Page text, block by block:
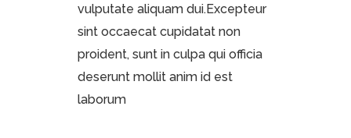
vulputate aliquam dui.Excepteur
sint occaecat cupidatat non
proident, sunt in culpa qui officia
deserunt mollit anim id est
laborum